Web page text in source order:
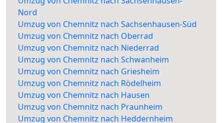
Nord
Umzug von Chemnitz nach Sachsenhausen-Süd
Umzug von Chemnitz nach Oberrad
Umzug von Chemnitz nach Niederrad
Umzug von Chemnitz nach Schwanheim
Umzug von Chemnitz nach Griesheim
Umzug von Chemnitz nach Rödelheim
Umzug von Chemnitz nach Hausen
Umzug von Chemnitz nach Praunheim
Umzug von Chemnitz nach Heddernheim